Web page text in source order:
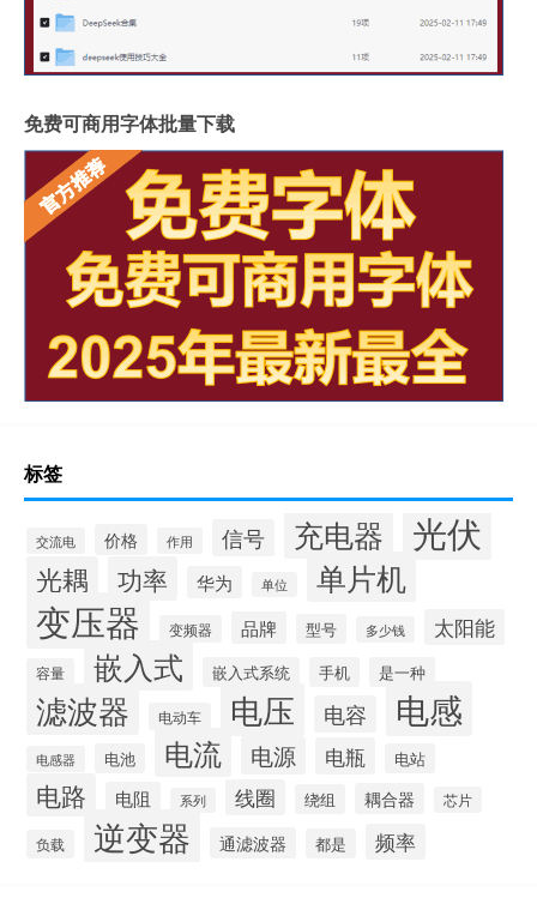
免费可商用字体批量下载
标签
交流电 价格 作用 信号 充电器 光伏
光耦 功率 华为 单位 单片机
变压器 变频器 品牌 型号 多少钱 太阳能
容量 嵌入式 嵌入式系统 手机 是一种
滤波器 电动车 电压 电容 电感
电感器 电池 电流 电源 电瓶 电站
电路 电阻 系列 线圈 绕组 耦合器 芯片
负载 逆变器 通滤波器 都是 频率